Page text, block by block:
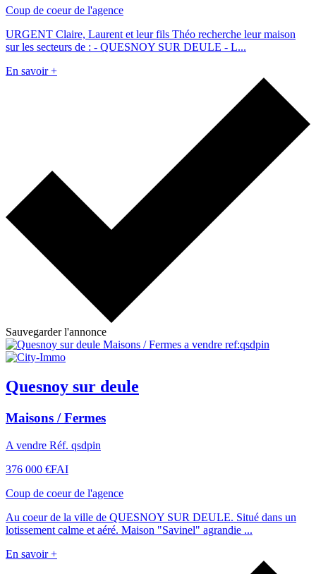
Coup de coeur de l'agence
URGENT Claire, Laurent et leur fils Théo recherche leur maison
sur les secteurs de : - QUESNOY SUR DEULE - L...
En savoir +
Sauvegarder l'annonce
Quesnoy sur deule
Maisons / Fermes
A vendre Réf. qsdpin
376 000 €FAI
Coup de coeur de l'agence
Au coeur de la ville de QUESNOY SUR DEULE. Situé dans un
lotissement calme et aéré. Maison "Savinel" agrandie ...
En savoir +